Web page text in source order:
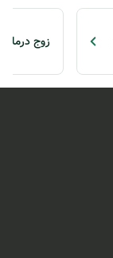
زوج